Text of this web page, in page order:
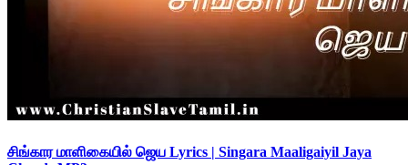
சிங்கார மாளிகையில் ஜெய Lyrics | Singara Maaligaiyil Jaya